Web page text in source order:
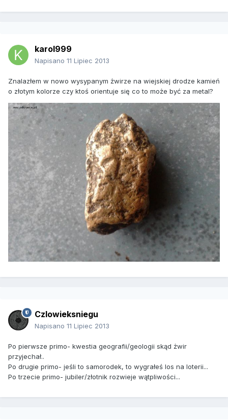
karol999
Napisano 11 Lipiec 2013
Znalazłem w nowo wysypanym żwirze na wiejskiej drodze kamień
o złotym kolorze czy ktoś orientuje się co to może być za metal?
Czlowieksniegu
Napisano 11 Lipiec 2013
Po pierwsze primo- kwestia geografii/geologii skąd żwir
przyjechał..
Po drugie primo- jeśli to samorodek, to wygrałeś los na loterii...
Po trzecie primo- jubiler/złotnik rozwieje wątpliwości...